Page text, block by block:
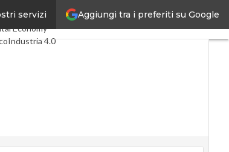
Aggiungi tra i preferiti su Google
servizi
articoli
Economy
Industria 4.0